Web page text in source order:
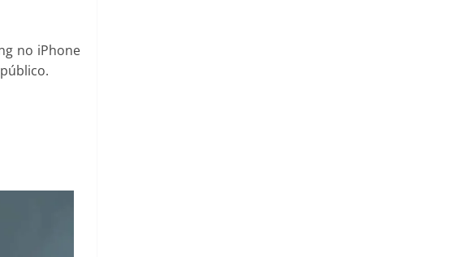
no iPhone